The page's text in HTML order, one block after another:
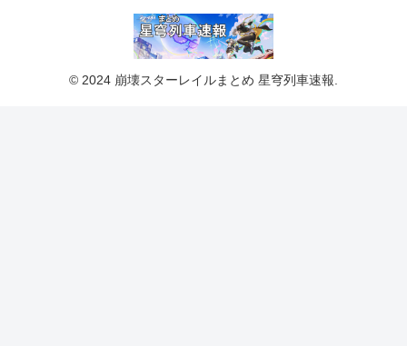
© 2024 崩壊スターレイルまとめ 星穹列車速報.